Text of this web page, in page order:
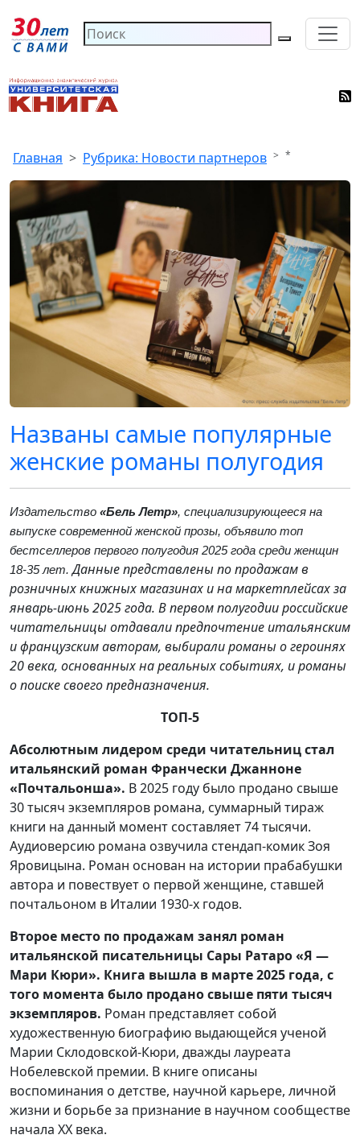
Главная Рубрика: Новости партнеров *
Названы самые популярные
женские романы полугодия
Издательство «Бель Летр», специализирующееся на
выпуске современной женской прозы, объявило топ
бестселлеров первого полугодия 2025 года среди женщин
18-35 лет. Данные представлены по продажам в
розничных книжных магазинах и на маркетплейсах за
январь-июнь 2025 года. В первом полугодии российские
читательницы отдавали предпочтение итальянским
и французским авторам, выбирали романы о героинях
20 века, основанных на реальных событиях, и романы
о поиске своего предназначения.
ТОП-5
Абсолютным лидером среди читательниц стал
итальянский роман Франчески Джанноне
«Почтальонша». В 2025 году было продано свыше
30 тысяч экземпляров романа, суммарный тираж
книги на данный момент составляет 74 тысячи.
Аудиоверсию романа озвучила стендап-комик Зоя
Яровицына. Роман основан на истории прабабушки
автора и повествует о первой женщине, ставшей
почтальоном в Италии 1930-х годов.
Второе место по продажам занял роман
итальянской писательницы Сары Ратаро «Я —
Мари Кюри». Книга вышла в марте 2025 года, с
того момента было продано свыше пяти тысяч
экземпляров. Роман представляет собой
художественную биографию выдающейся ученой
Марии Склодовской-Кюри, дважды лауреата
Нобелевской премии. В книге описаны
воспоминания о детстве, научной карьере, личной
жизни и борьбе за признание в научном сообществе
начала XX века.